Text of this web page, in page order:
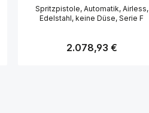
Spritzpistole, Automatik, Airless,
Edelstahl, keine Düse, Serie F
Regulärer Preis:
2.078,93 €